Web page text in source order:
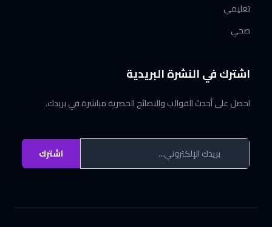
تعليمي
صحي
اشترك في النشرة البريدية
احصل على أحدث القوالب والنصائح الحصرية مباشرة في بريدك.
اشترك